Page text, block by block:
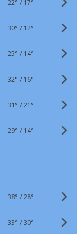
17°
30° / 12°
25° / 14°
32° / 16°
31° /21°
29° / 14°
38° /28°
33° /30°